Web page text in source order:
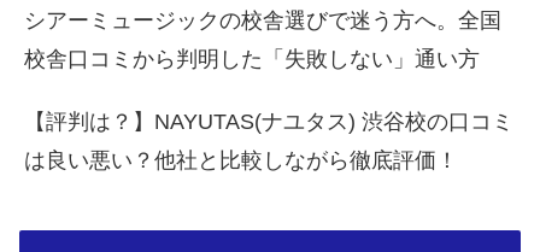
シアーミュージックの校舎選びで迷う方へ。全国
校舎口コミから判明した「失敗しない」通い方
【評判は？】NAYUTAS(ナユタス) 渋谷校の口コミ
は良い悪い？他社と比較しながら徹底評価！